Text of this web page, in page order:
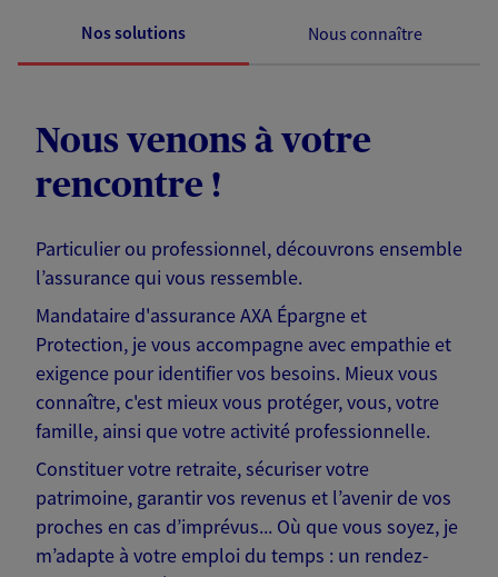
Nos solutions Nous connaître
Nous venons à votre
rencontre !
Particulier ou professionnel, découvrons ensemble
l’assurance qui vous ressemble.
Mandataire d'assurance AXA Épargne et
Protection, je vous accompagne avec empathie et
exigence pour identifier vos besoins. Mieux vous
connaître, c'est mieux vous protéger, vous, votre
famille, ainsi que votre activité professionnelle.
Constituer votre retraite, sécuriser votre
patrimoine, garantir vos revenus et l’avenir de vos
proches en cas d’imprévus... Où que vous soyez, je
m’adapte à votre emploi du temps : un rendez-